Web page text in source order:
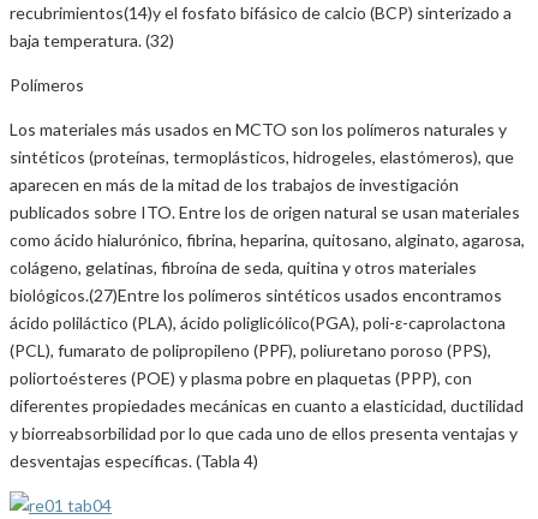
recubrimientos(14)y el fosfato bifásico de calcio (BCP) sinterizado a
baja temperatura. (32)
Polímeros
Los materiales más usados en MCTO son los polímeros naturales y
sintéticos (proteínas, termoplásticos, hidrogeles, elastómeros), que
aparecen en más de la mitad de los trabajos de investigación
publicados sobre ITO. Entre los de origen natural se usan materiales
como ácido hialurónico, fibrina, heparina, quitosano, alginato, agarosa,
colágeno, gelatinas, fibroína de seda, quitina y otros materiales
biológicos.(27)Entre los polímeros sintéticos usados encontramos
ácido poliláctico (PLA), ácido poliglicólico(PGA), poli-ε-caprolactona
(PCL), fumarato de polipropileno (PPF), poliuretano poroso (PPS),
poliortoésteres (POE) y plasma pobre en plaquetas (PPP), con
diferentes propiedades mecánicas en cuanto a elasticidad, ductilidad
y biorreabsorbilidad por lo que cada uno de ellos presenta ventajas y
desventajas específicas. (Tabla 4)